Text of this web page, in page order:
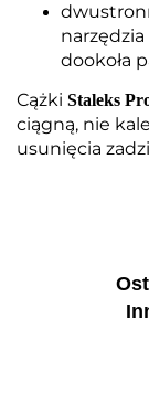
dookoła
Cążki Staleks
ciągną, nie
usunięcia